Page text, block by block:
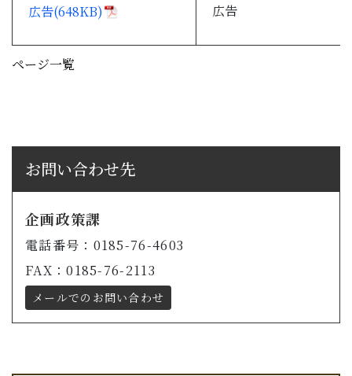
ページ一覧
広告(648KB) 広告
お問い合わせ先
企画政策課
電話番号：0185-76-4603
FAX：0185-76-2113
メールでのお問い合わせ